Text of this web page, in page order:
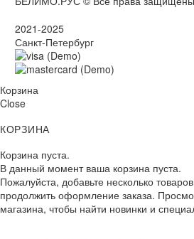
2021-2025
Санкт-Петербург
Корзина
Close
КОРЗИНА
Корзина пуста.
В данный момент ваша корзина пуста.
Пожалуйста, добавьте несколько
продолжить оформление заказа.
магазина, чтобы найти новинки и